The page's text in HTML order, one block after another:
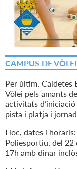
CAMPUS DE
Per últim, Caldetes
Vòlei pels amants
activitats
pista i platja i
Lloc, dates i
Poliesportiu, del 22
17h amb dinar